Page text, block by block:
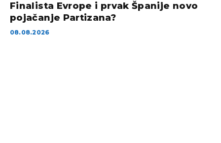
Finalista Evrope i prvak Španije novo
pojačanje Partizana?
08.08.2026